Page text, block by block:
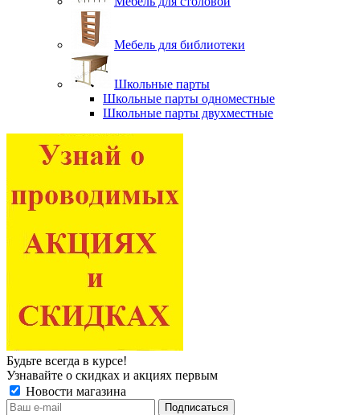
Мебель для библиотеки
Школьные парты
Школьные парты одноместные
Школьные парты двухместные
Будьте всегда в курсе!
Узнавайте о скидках и акциях первым
Новости магазина